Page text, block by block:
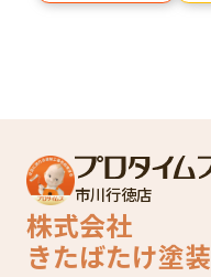
市川行徳店
株式会社
きたばたけ塗装